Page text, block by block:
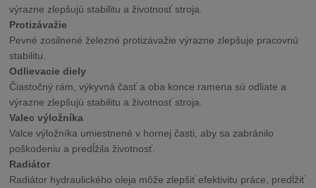
výrazne zlepšujú stabilitu a životnosť stroja.
Protizávažie
Pevné zosilnené železné protizávažie výrazne zlepšuje pracovnú
stabilitu.
Odlievacie diely
Čiastočný rám, výkyvná časť a oba konce ramena sú odliate a
výrazne zlepšujú stabilitu a životnosť stroja.
Valec výložníka
Valce výložníka umiestnené v hornej časti, aby sa zabránilo
poškodeniu a predĺžila životnosť.
Radiátor
Radiátor hydraulického oleja môže zlepšiť efektivitu práce, predĺžiť